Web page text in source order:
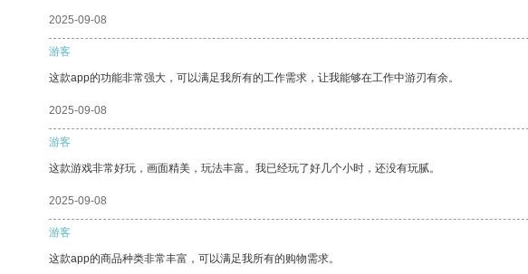
2025-09-08
游客
这款app的功能非常强大，可以满足我所有的工作需求，让我能够在工作中游刃有余。
2025-09-08
游客
这款游戏非常好玩，画面精美，玩法丰富。我已经玩了好几个小时，还没有玩腻。
2025-09-08
游客
这款app的商品种类非常丰富，可以满足我所有的购物需求。